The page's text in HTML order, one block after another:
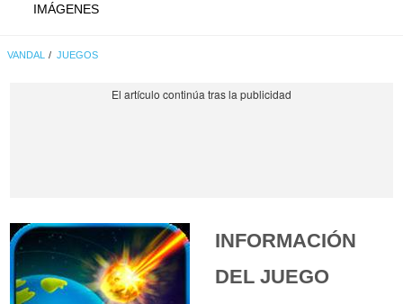
IMÁGENES
VANDAL JUEGOS
INFORMACIÓN
DEL JUEGO